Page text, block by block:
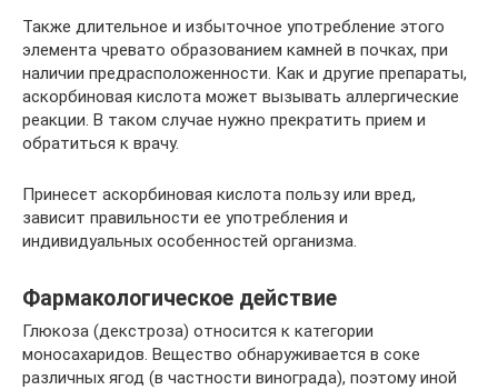
Также длительное и избыточное употребление этого
элемента чревато образованием камней в почках, при
наличии предрасположенности. Как и другие препараты,
аскорбиновая кислота может вызывать аллергические
реакции. В таком случае нужно прекратить прием и
обратиться к врачу.
Принесет аскорбиновая кислота пользу или вред,
зависит правильности ее употребления и
индивидуальных особенностей организма.
Фармакологическое действие
Глюкоза (декстроза) относится к категории
моносахаридов. Вещество обнаруживается в соке
различных ягод (в частности винограда), поэтому иной